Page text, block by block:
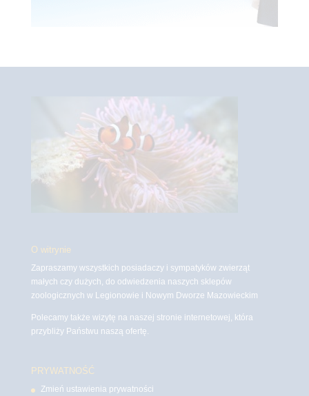
O witrynie
Zapraszamy wszystkich posiadaczy i sympatyków zwierząt
małych czy dużych, do odwiedzenia naszych sklepów
zoologicznych w Legionowie i Nowym Dworze Mazowieckim
Polecamy także wizytę na naszej stronie internetowej, która
przybliży Państwu naszą ofertę.
PRYWATNOŚĆ
Zmień ustawienia prywatności